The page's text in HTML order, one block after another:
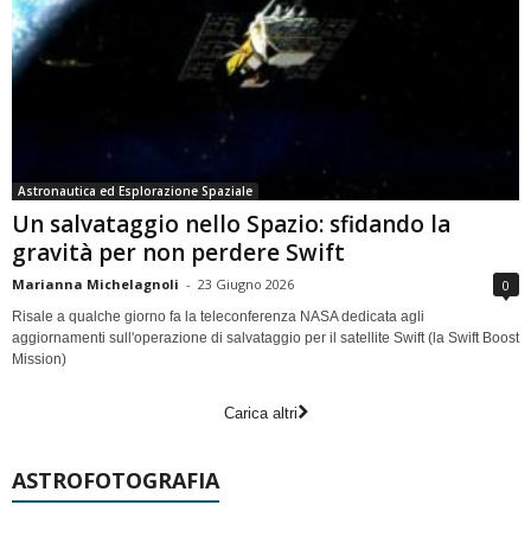
Astronautica ed Esplorazione Spaziale
Un salvataggio nello Spazio: sfidando la
gravità per non perdere Swift
Marianna Michelagnoli - 23 Giugno 2026 0
Risale a qualche giorno fa la teleconferenza NASA dedicata agli
aggiornamenti sull'operazione di salvataggio per il satellite Swift (la Swift Boost
Mission)
Carica altri
ASTROFOTOGRAFIA